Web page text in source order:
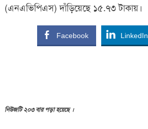
(এনএভিপিএস) দাঁড়িয়েছে ১৫.৭৩ টাকায়।
Facebook LinkedIn
নিউজটি ২০৩ বার পড়া হয়েছে ।